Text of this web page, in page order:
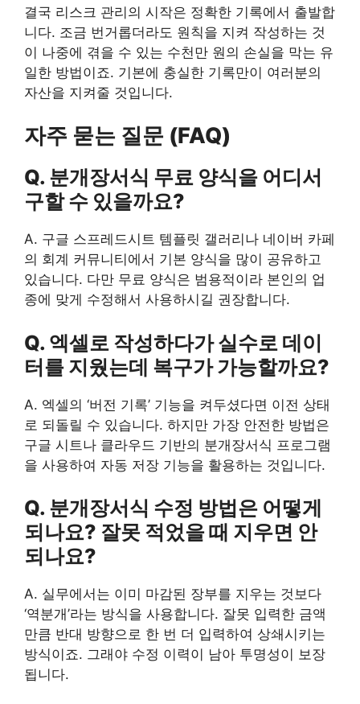
결국 리스크 관리의 시작은 정확한 기록에서 출발합
니다. 조금 번거롭더라도 원칙을 지켜 작성하는 것
이 나중에 겪을 수 있는 수천만 원의 손실을 막는 유
일한 방법이죠. 기본에 충실한 기록만이 여러분의
자산을 지켜줄 것입니다.
자주 묻는 질문 (FAQ)
Q. 분개장서식 무료 양식을 어디서
구할 수 있을까요?
A. 구글 스프레드시트 템플릿 갤러리나 네이버 카페
의 회계 커뮤니티에서 기본 양식을 많이 공유하고
있습니다. 다만 무료 양식은 범용적이라 본인의 업
종에 맞게 수정해서 사용하시길 권장합니다.
Q. 엑셀로 작성하다가 실수로 데이
터를 지웠는데 복구가 가능할까요?
A. 엑셀의 ‘버전 기록’ 기능을 켜두셨다면 이전 상태
로 되돌릴 수 있습니다. 하지만 가장 안전한 방법은
구글 시트나 클라우드 기반의 분개장서식 프로그램
을 사용하여 자동 저장 기능을 활용하는 것입니다.
Q. 분개장서식 수정 방법은 어떻게
되나요? 잘못 적었을 때 지우면 안
되나요?
A. 실무에서는 이미 마감된 장부를 지우는 것보다
‘역분개’라는 방식을 사용합니다. 잘못 입력한 금액
만큼 반대 방향으로 한 번 더 입력하여 상쇄시키는
방식이죠. 그래야 수정 이력이 남아 투명성이 보장
됩니다.